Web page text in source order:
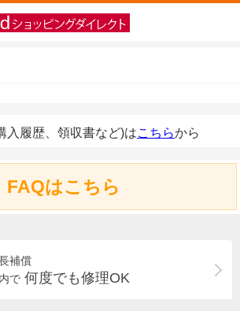
入履歴、領収書など)はこちらから
FAQはこちら
補償
で 何度でも修理OK